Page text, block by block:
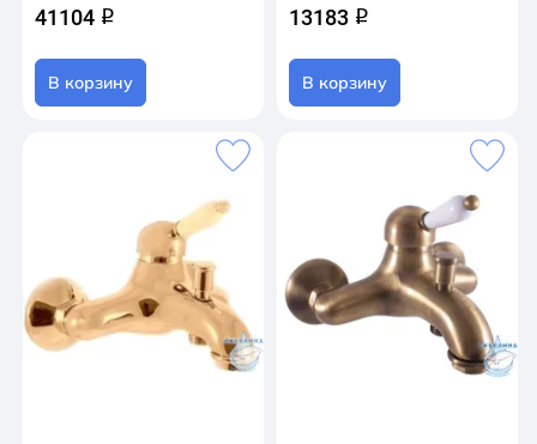
41104 q
В корзину
13183 q
В корзину